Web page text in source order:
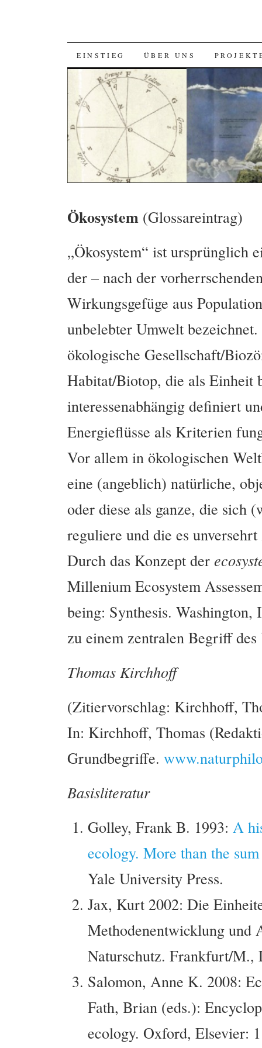
SKIP
CONTENT
EINSTIEG ÜBER UNS
Ökosystem (Glossareintrag)
„Ökosystem“ ist ursprünglich
der – nach der
Wirkungsgefüge aus
unbelebter Umwelt
ökologische Gesellschaft/
Habitat/Biotop, die als Einheit
interessenabhängig definiert
Energieflüsse als Kriterien
Vor allem in ökologischen
eine (angeblich) natürliche,
oder diese als ganze, die sich
reguliere und die es
Durch das Konzept der
Millenium Ecosystem
being: Synthesis. Washington,
zu einem zentralen Begriff
Thomas Kirchhoff
(Zitiervorschlag: Kirchhoff,
In: Kirchhoff, Thomas
Grundbegriffe.
Basisliteratur
Golley, Frank B. 1993: A
ecology. More than the
Yale University Press.
Jax, Kurt 2002: Die
Methodenentwicklung und
Naturschutz. Frankfurt/M.,
Salomon, Anne K. 2008:
Fath, Brian (eds.):
ecology. Oxford, Elsevier: